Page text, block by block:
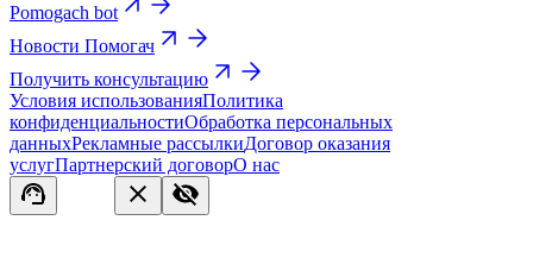
Pomogach bot
Новости Помогач
Получить консультацию
Условия использованияПолитика
конфиденциальностиОбработка персональных
данныхРекламные рассылкиДоговор оказания
услугПартнерский договорО нас